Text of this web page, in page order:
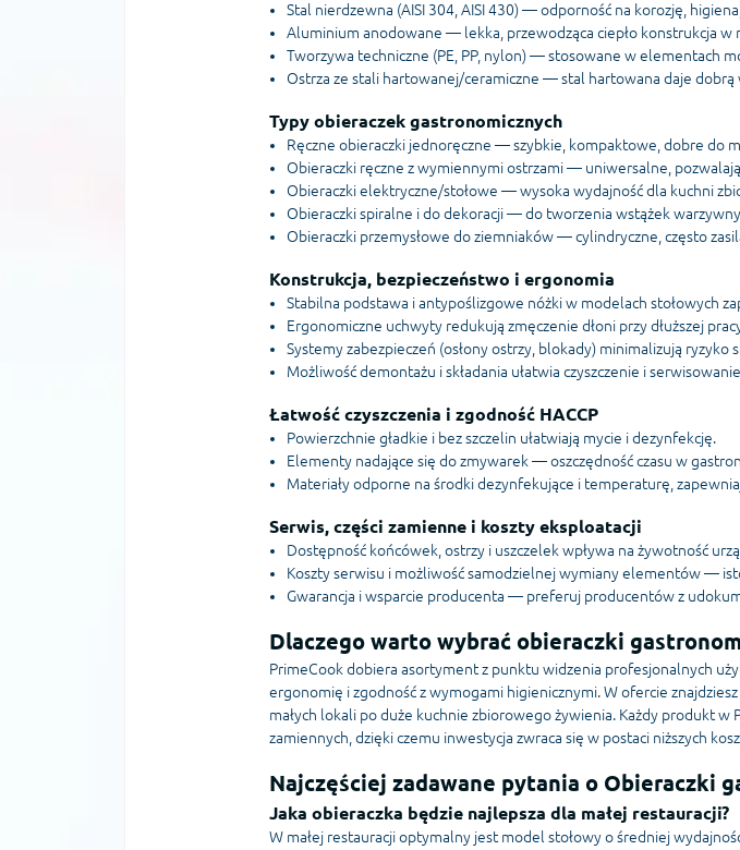
Stal nierdzewna (AISI 304, AISI 430) — odporność na korozję,
Aluminium anodowane — lekka, przewodząca ciepło konstrukcja w
Tworzywa techniczne (PE, PP, nylon) — stosowane w elementach
Ostrza ze stali hartowanej/ceramiczne — stal hartowana daje dobrą
Typy obieraczek gastronomicznych
Ręczne obieraczki jednoręczne — szybkie, kompaktowe, dobre do
Obieraczki ręczne z wymiennymi ostrzami — uniwersalne,
Obieraczki elektryczne/stołowe — wysoka wydajność dla kuchni
Obieraczki spiralne i do dekoracji — do tworzenia wstążek
Obieraczki przemysłowe do ziemniaków — cylindryczne, często
Konstrukcja, bezpieczeństwo i ergonomia
Stabilna podstawa i antypoślizgowe nóżki w modelach stołowych
Ergonomiczne uchwyty redukują zmęczenie dłoni przy dłuższej
Systemy zabezpieczeń (osłony ostrzy, blokady) minimalizują ryzyko
Możliwość demontażu i składania ułatwia czyszczenie i
Łatwość czyszczenia i zgodność HACCP
Powierzchnie gładkie i bez szczelin ułatwiają mycie i dezynfekcję.
Elementy nadające się do zmywarek — oszczędność czasu w
Materiały odporne na środki dezynfekujące i temperaturę,
Serwis, części zamienne i koszty eksploatacji
Dostępność końcówek, ostrzy i uszczelek wpływa na żywotność
Koszty serwisu i możliwość samodzielnej wymiany elementów —
Gwarancja i wsparcie producenta — preferuj producentów z
Dlaczego warto wybrać obieraczki
PrimeCook dobiera asortyment z punktu widzenia profesjonalnych
ergonomię i zgodność z wymogami higienicznymi. W ofercie
małych lokali po duże kuchnie zbiorowego żywienia. Każdy produkt
zamiennych, dzięki czemu inwestycja zwraca się w postaci niższych
Najczęściej zadawane pytania o Obieraczki
Jaka obieraczka będzie najlepsza dla małej restauracji?
W małej restauracji optymalny jest model stołowy o średniej